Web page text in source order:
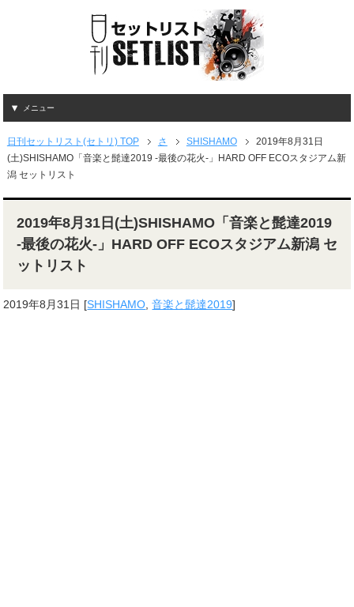
メニュー
日刊セットリスト(セトリ) TOP さ SHISHAMO
2019年8月31日
(土)SHISHAMO「音楽と髭達2019 -最後の花火-」HARD OFF ECOスタジアム新
潟 セットリスト
2019年8月31日(土)SHISHAMO「音楽と髭達2019
-最後の花火-」HARD OFF ECOスタジアム新潟 セ
ットリスト
2019年8月31日 [SHISHAMO,音楽と髭達2019]